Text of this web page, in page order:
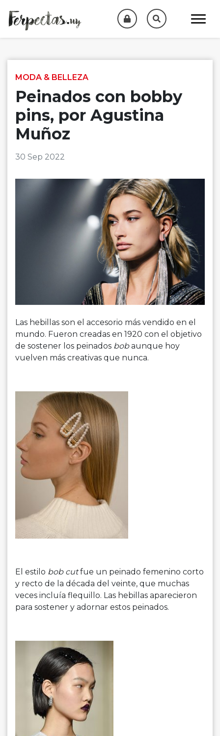
MODA & BELLEZA
Peinados con bobby
pins, por Agustina
Muñoz
30 Sep 2022
Las hebillas son el accesorio más vendido en el
mundo. Fueron creadas en 1920 con el objetivo
de sostener los peinados bobaunque hoy
vuelven más creativas que nunca.
El estilo bob cutfue un peinado femenino corto
y recto de la década del veinte, que muchas
veces incluía flequillo. Las hebillas aparecieron
para sostener y adornar estos peinados.